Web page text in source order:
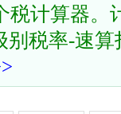
税计算器。
别税率-速